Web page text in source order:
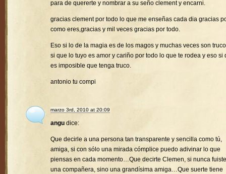
para de quererte y nombrar a su seño clement y encarni.
gracias clement por todo lo que me enseñas cada dia gracias
como eres,gracias y mil veces gracias por todo.
Eso si lo de la magia es de los magos y muchas veces son
si que lo tuyo es amor y cariño por todo lo que te rodea y eso si
es imposible que tenga truco.
antonio tu compi
marzo 3rd, 2010 at 20:09
angu dice:
Que decirle a una persona tan transparente y sencilla como tú,
amiga, si con sólo una mirada cómplice puedo adivinar lo que
piensas en cada momento…Que decirte Clemen, si nunca fuiste
una compañera, sino una grandísima amiga…Que suerte tiene